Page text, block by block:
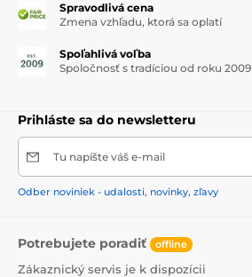
Spravodlivá cena
Zmena vzhľadu, ktorá sa oplatí
Spoľahlivá voľba
Spoločnosť s tradíciou od roku 2009
Prihláste sa do newsletteru
Tu napíšte váš e-mail
Odber noviniek - udalosti, novinky, zľavy
Potrebujete poradiť offline
Zákaznický servis je k dispozícii